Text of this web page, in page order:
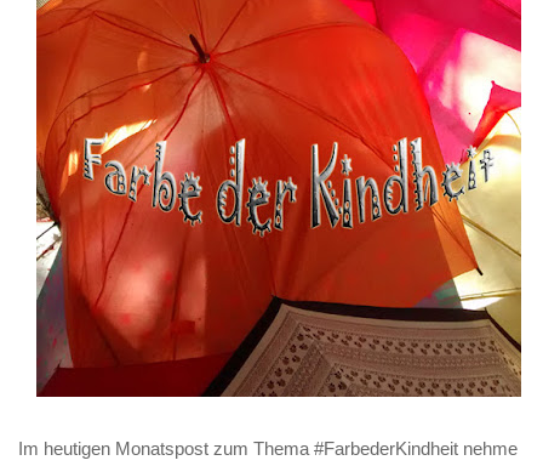
Im heutigen Monatspost zum Thema #FarbederKindheit nehme